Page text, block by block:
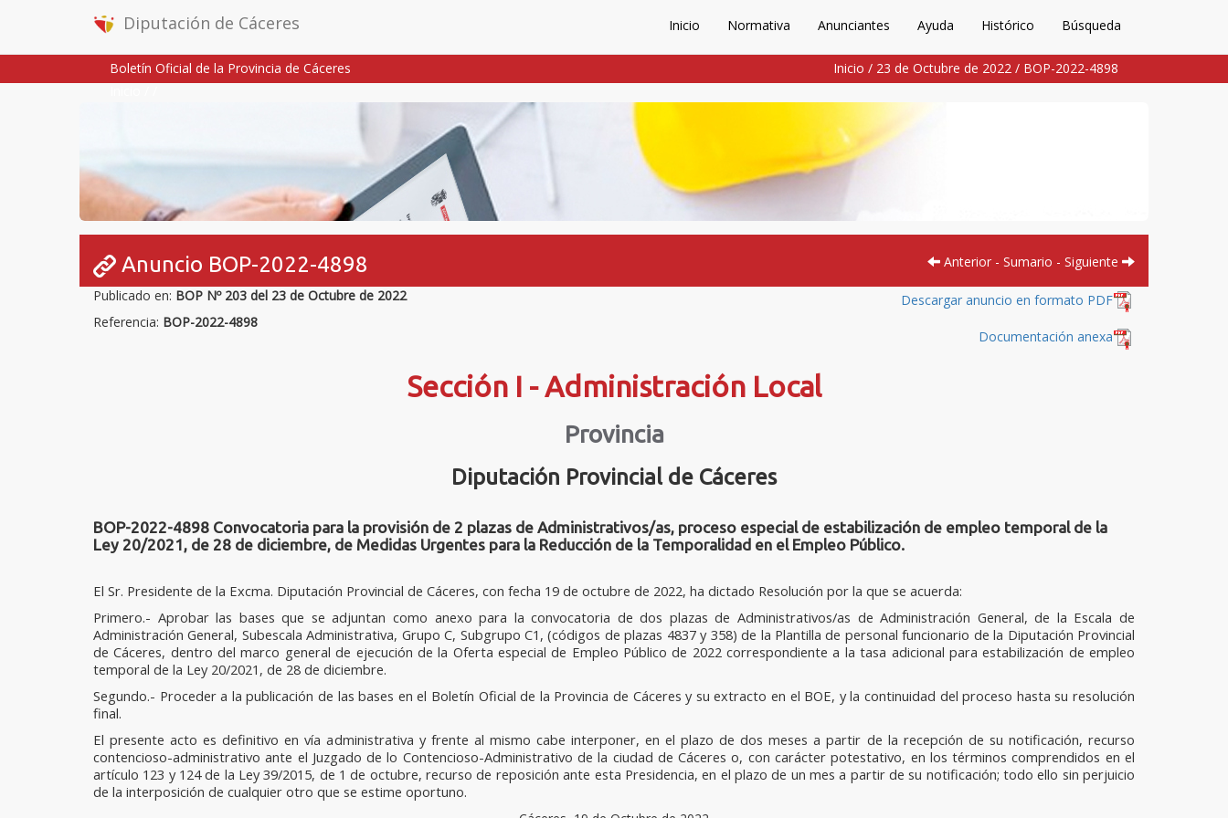
Diputación de Cáceres Inicio Normativa Anunciantes Ayuda Histórico Búsqueda
Boletín Oficial de la Provincia de Cáceres Inicio / 23 de Octubre de 2022 / BOP-2022-4898
Anuncio BOP-2022-4898 Anterior - Sumario - Siguiente
Publicado en: BOP Nº 203 del 23 de Octubre de 2022
Referencia: BOP-2022-4898
Descargar anuncio en formato PDF
Documentación anexa
Sección I - Administración Local
Provincia
Diputación Provincial de Cáceres
BOP-2022-4898 Convocatoria para la provisión de 2 plazas de Administrativos/as, proceso especial de estabilización de empleo temporal de la
Ley 20/2021, de 28 de diciembre, de Medidas Urgentes para la Reducción de la Temporalidad en el Empleo Público.
El Sr. Presidente de la Excma. Diputación Provincial de Cáceres, con fecha 19 de octubre de 2022, ha dictado Resolución por la que se acuerda:
Primero.- Aprobar las bases que se adjuntan como anexo para la convocatoria de dos plazas de Administrativos/as de Administración General, de la Escala de
Administración General, Subescala Administrativa, Grupo C, Subgrupo C1, (códigos de plazas 4837 y 358) de la Plantilla de personal funcionario de la Diputación Provincial
de Cáceres, dentro del marco general de ejecución de la Oferta especial de Empleo Público de 2022 correspondiente a la tasa adicional para estabilización de empleo
temporal de la Ley 20/2021, de 28 de diciembre.
Segundo.- Proceder a la publicación de las bases en el Boletín Oficial de la Provincia de Cáceres y su extracto en el BOE, y la continuidad del proceso hasta su resolución
final.
El presente acto es definitivo en vía administrativa y frente al mismo cabe interponer, en el plazo de dos meses a partir de la recepción de su notificación, recurso
contencioso-administrativo ante el Juzgado de lo Contencioso-Administrativo de la ciudad de Cáceres o, con carácter potestativo, en los términos comprendidos en el
artículo 123 y 124 de la Ley 39/2015, de 1 de octubre, recurso de reposición ante esta Presidencia, en el plazo de un mes a partir de su notificación; todo ello sin perjuicio
de la interposición de cualquier otro que se estime oportuno.